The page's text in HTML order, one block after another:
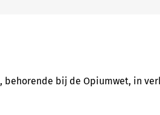
behorende bij de Opiumwet, in